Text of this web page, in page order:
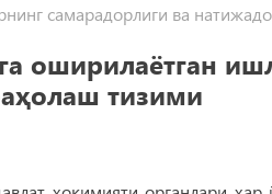
самарадорлиги ва
оширилаётган
тизими